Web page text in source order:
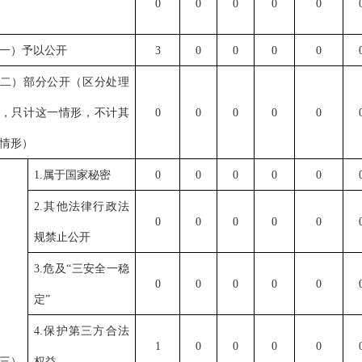
0 0 0 0 0
一）予以公开 3 0 0 0 0
二）部分公开（区分处理
只计这一情形，不计其
形）
0 0 0 0 0
1. 属于国家秘密 0 0 0 0 0
2.其他法律行政法
规禁止公开
0 0 0 0 0
3.危及“三安全一稳
定”
0 0 0 0 0
4.保护第三方合法
1 0 0 0 0